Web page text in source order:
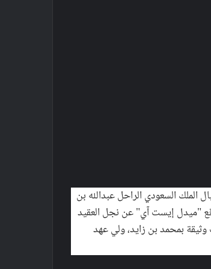
الملك السعودي الراحل عبدالله بن
"ميدل إيست آي" عن نجل العقيد
وثيقة بمحمد بن زايد، ولي عهد